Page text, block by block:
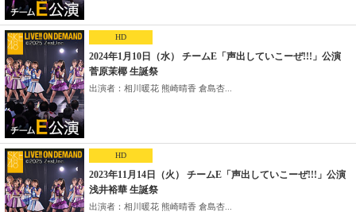
HD
2024年1月10日（水） チームE「声出していこーぜ!!!」公演
菅原茉椰 生誕祭
出演者：相川暖花 熊崎晴香 倉島杏...
HD
2023年11月14日（火） チームE「声出していこーぜ!!!」公演
浅井裕華 生誕祭
出演者：相川暖花 熊崎晴香 倉島杏...